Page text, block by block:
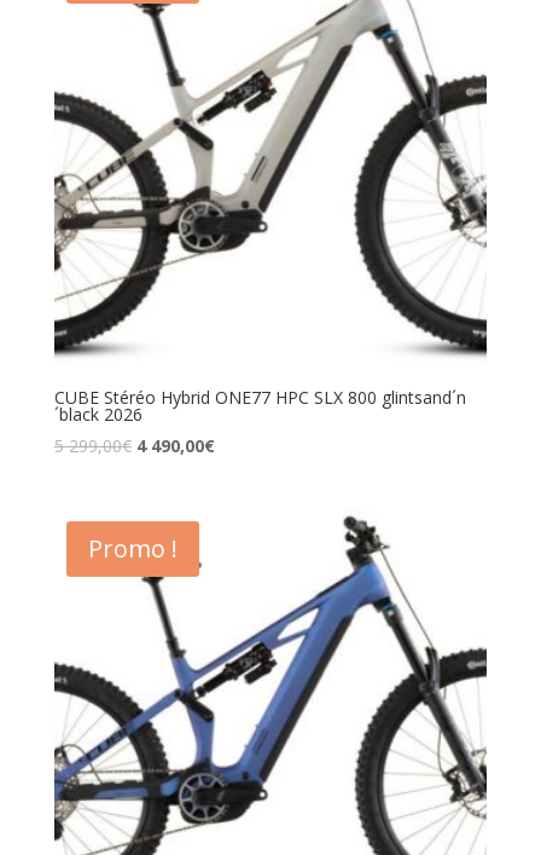
CUBE Stéréo Hybrid ONE77 HPC SLX 800 glintsand´n
´black 2026
5 299,00€ 4 490,00€
Promo !